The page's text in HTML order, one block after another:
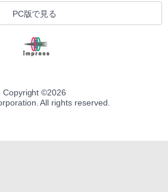
PC版で見る
Copyright ©2026
All rights reserved.